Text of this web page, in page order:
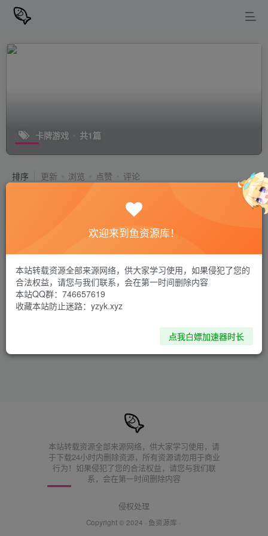
卡牌游戏 共1篇
排序 更新 浏览 点赞 评论
小丑牌/巴拉特罗（Balatro）V1.0.1M
附安卓+苹果
PC游戏 安卓游戏
本站转载资源全部来源网络，供大家学习使用，请
于下载24小时内删除资源，所有资源请勿用于商业
行为！如果侵犯了您的合法权益，请您与我们联
系，会在第一时间删除内容
侵权处理
Copyright © 2024 · 鱼资源库 ·
欢迎来到鱼资源库！
本站转载资源全部来源网络，供大家学习使用，如果侵犯了您的
合法权益，请您与我们联系，会在第一时间删除内容
本站QQ群：746657619
收藏本站防止迷路：yzyk.xyz
点我白嫖加速器时长